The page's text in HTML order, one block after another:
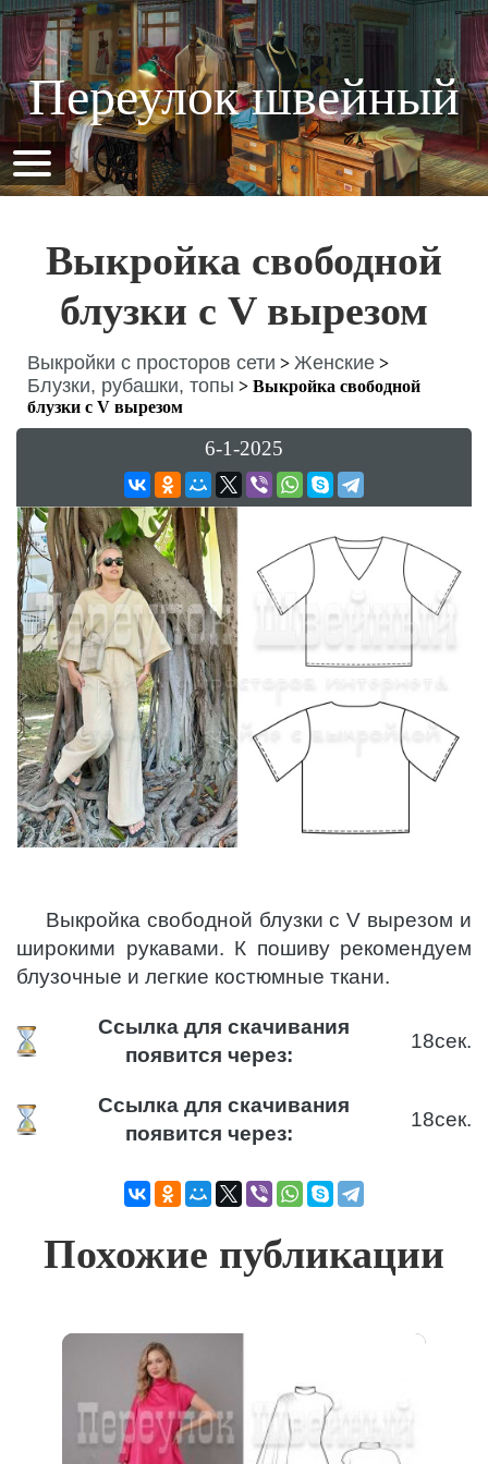
Переулок швейный
Выкройка свободной
блузки с V вырезом
Выкройки с просторов сети > Женские >
Блузки, рубашки, топы > Выкройка свободной
блузки с V вырезом
6-1-2025
Выкройка свободной блузки с V вырезом и
широкими рукавами. К пошиву рекомендуем
блузочные и легкие костюмные ткани.
Ссылка для скачивания
появится через:
18сек.
Ссылка для скачивания
появится через:
18сек.
Похожие публикации